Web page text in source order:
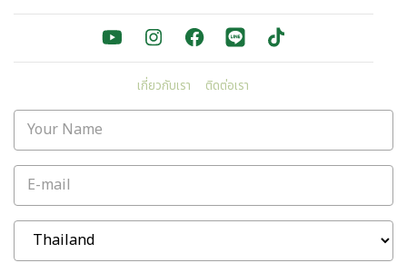
เกี่ยวกับเรา ติดต่อเรา
Your Name
E-mail